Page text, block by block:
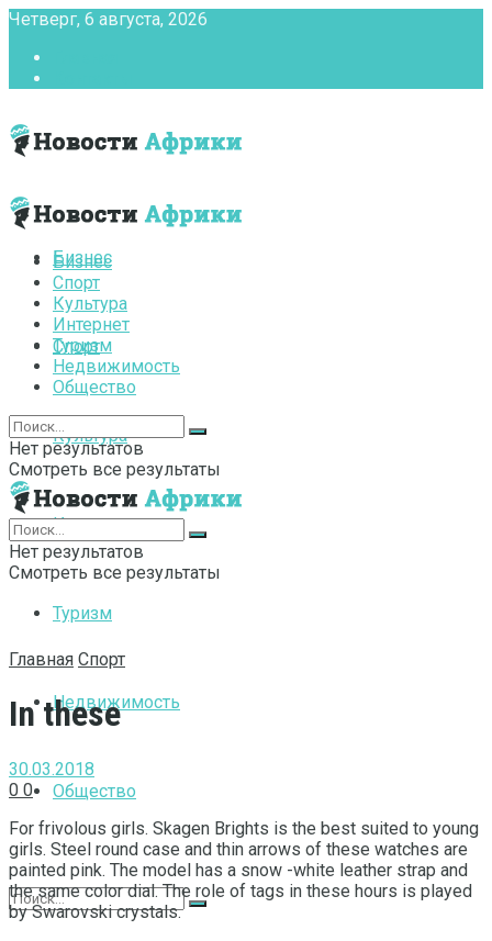
Четверг, 6 августа, 2026
Бизнес
Спорт
Культура
Интернет
Туризм
Недвижимость
Общество
Бизнес
Спорт
Культура
Интернет
Туризм
Недвижимость
Общество
Нет результатов
Смотреть все результаты
Нет результатов
Смотреть все результаты
Главная Спорт
In these
30.03.2018
0 0
For frivolous girls. Skagen Brights is the best suited to young
girls. Steel round case and thin arrows of these watches are
painted pink. The model has a snow -white leather strap and
the same color dial. The role of tags in these hours is played
by Swarovski crystals.